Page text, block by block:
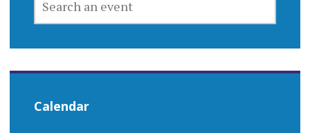
AN
Calendar